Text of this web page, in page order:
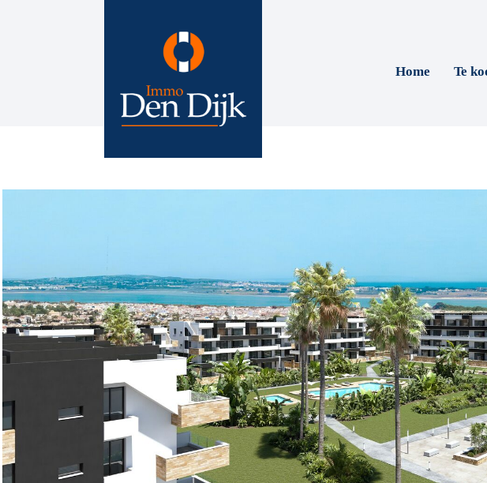
Home Te